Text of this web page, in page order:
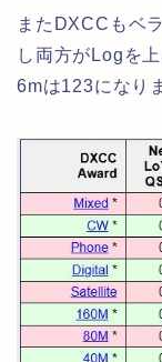
またDXCCもベ
し両方がLogを
6mは123になり